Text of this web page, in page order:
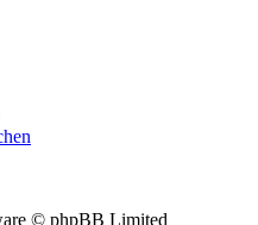
© phpBB Limited